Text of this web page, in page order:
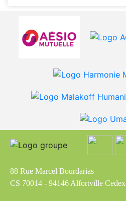
88 Rue Marcel Bourdarias
CS 70014 - 94146 Alfortville Cedex